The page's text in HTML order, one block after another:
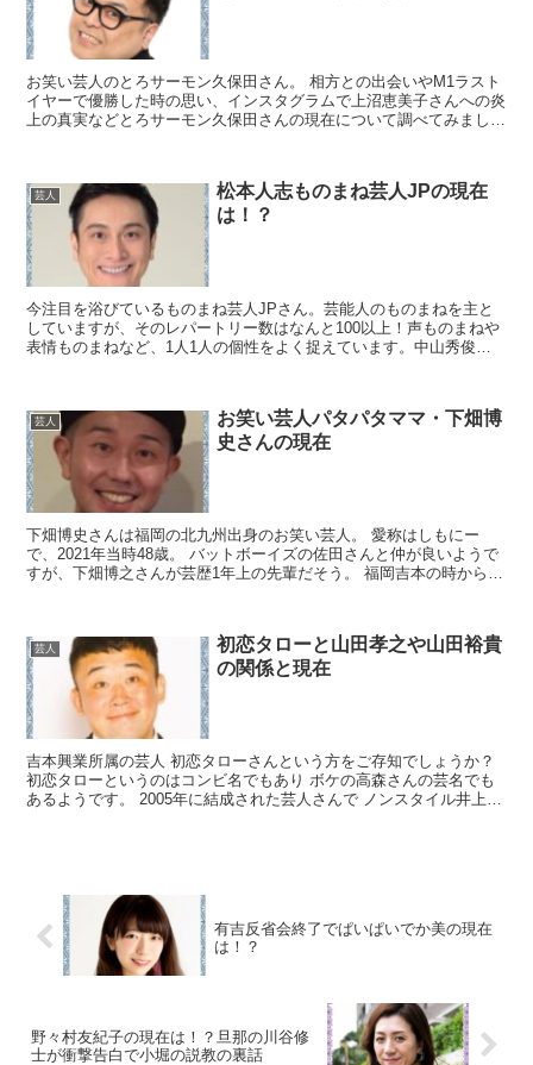
お笑い芸人のとろサーモン久保田さん。 相方との出会いやM1ラスト
イヤーで優勝した時の思い、インスタグラムで上沼恵美子さんへの炎
上の真実などとろサーモン久保田さんの現在について調べてみまし
芸人
松本人志ものまね芸人JPの現在
は！？
今注目を浴びているものまね芸人JPさん。芸能人のものまねを主と
していますが、そのレパートリー数はなんと100以上！声ものまねや
表情ものまねなど、1人1人の個性をよく捉えています。中山秀俊さ
芸人
お笑い芸人パタパタママ・下畑博
史さんの現在
下畑博史さんは福岡の北九州出身のお笑い芸人。 愛称はしもにー
で、2021年当時48歳。 バットボーイズの佐田さんと仲が良いようで
すが、下畑博之さんが芸歴1年上の先輩だそう。 福岡吉本の時から知
芸人
初恋タローと山田孝之や山田裕貴
の関係と現在
吉本興業所属の芸人 初恋タローさんという方をご存知でしょうか？
初恋タローというのはコンビ名でもあり ボケの高森さんの芸名でも
あるようです。 2005年に結成された芸人さんで ノンスタイル井上さ
有吉反省会終了でぱいぱいでか美の現在
は！？
野々村友紀子の現在は！？旦那の川谷修
士が衝撃告白で小堀の説教の裏話